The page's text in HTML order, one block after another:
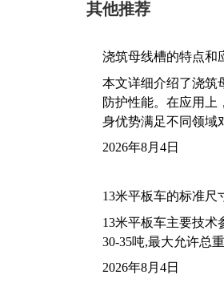
其他推荐
浇筑母线槽的特点和
本文详细介绍了浇筑
防护性能。在应用上
身优势满足不同领域
2026年8月4日
13米平板车的标准尺
13米平板车主要技术
30-35吨,最大允许总
2026年8月4日